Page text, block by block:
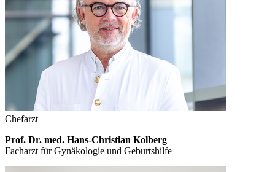
Chefarzt
Prof. Dr. med. Hans-Christian Kolberg
Facharzt für Gynäkologie und Geburtshilfe